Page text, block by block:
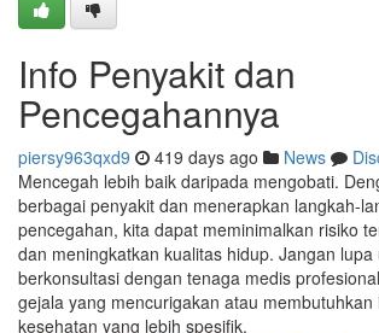
Info Penyakit dan
Pencegahannya
piersy963qxd9 419 days ago News
Mencegah lebih baik daripada mengobati.
berbagai penyakit dan menerapkan langkah-
pencegahan, kita dapat meminimalkan risiko
dan meningkatkan kualitas hidup. Jangan lupa
berkonsultasi dengan tenaga medis
gejala yang mencurigakan atau membutuhkan
kesehatan yang lebih spesifik.